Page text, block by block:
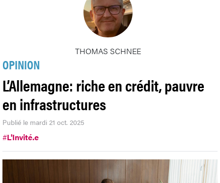
THOMAS SCHNEE
OPINION
L’Allemagne: riche en crédit, pauvre
en infrastructures
Publié le mardi 21 oct. 2025
#L'Invité.e